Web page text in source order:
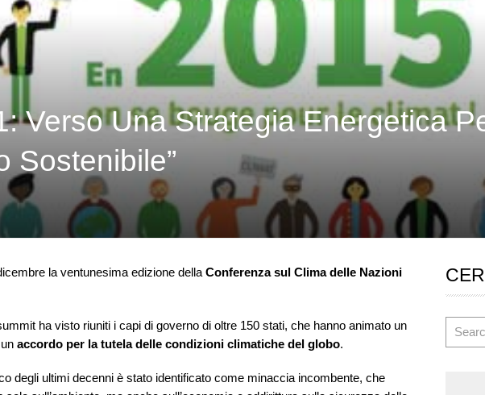
Verso Una Strategia Energetica
Sostenibile”
la ventunesima edizione della Conferenza sul Clima delle Nazioni
ha visto riuniti i capi di governo di oltre 150 stati, che hanno animato un
accordo per la tutela delle condizioni climatiche del globo.
degli ultimi decenni è stato identificato come minaccia incombente, che